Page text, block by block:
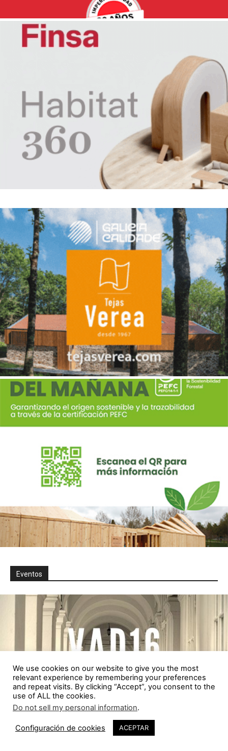
Eventos
We use cookies on our website to give you the most
relevant experience by remembering your preferences
and repeat visits. By clicking “Accept”, you consent to the
use of ALL the cookies.
Do not sell my personal information.
Configuración de cookies ACEPTAR